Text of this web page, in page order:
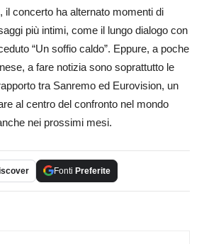
il concerto ha alternato momenti di
più intimi, come il lungo dialogo con
“Un soffio caldo”. Eppure, a poche
a fare notizia sono soprattutto le
tra Sanremo ed Eurovision, un
al centro del confronto nel mondo
nei prossimi mesi.
Fonti Preferite